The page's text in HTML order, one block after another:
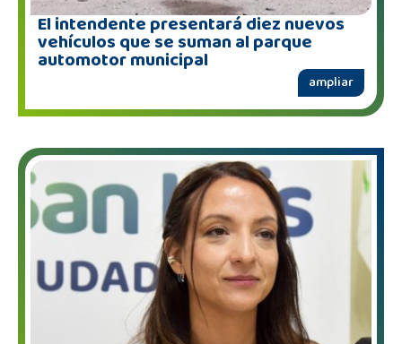
El intendente presentará diez nuevos
vehículos que se suman al parque
automotor municipal
ampliar